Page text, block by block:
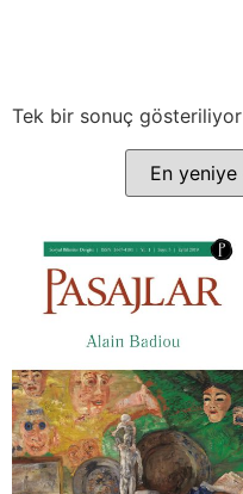
Tek bir sonuç gösteriliyor